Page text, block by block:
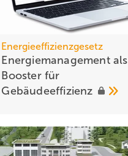
Energieeffizienzgesetz
Energiemanagement als
Booster für
Gebäudeeffizienz